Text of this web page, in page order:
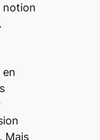
notion
en
Mais